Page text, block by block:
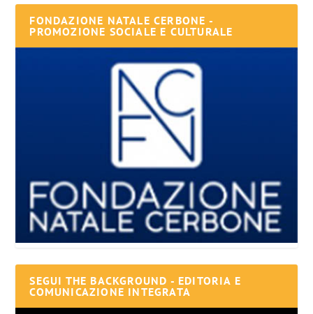
FONDAZIONE NATALE CERBONE -
PROMOZIONE SOCIALE E CULTURALE
SEGUI THE BACKGROUND - EDITORIA E
COMUNICAZIONE INTEGRATA